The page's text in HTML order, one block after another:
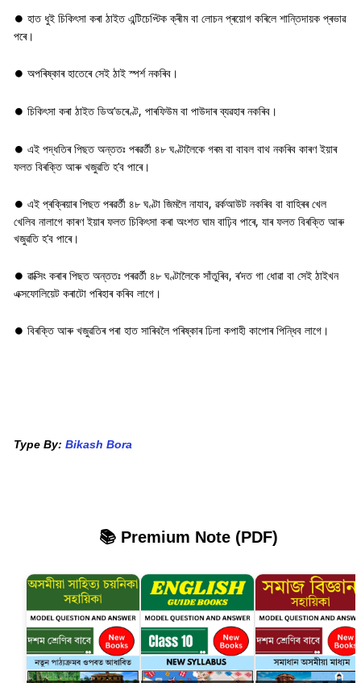
⏺ হাত ধুই চিকিৎসা কৰা ঠাইত এন্টিচেপ্টিক ক্ৰীম বা লোচন প্ৰয়োগ কৰিলে শান্তিদায়ক প্ৰভাৱ
পৰে।
⏺ অপৰিষ্কাৰ হাতেৰে সেই ঠাই স্পৰ্শ নকৰিব।
⏺ চিকিৎসা কৰা ঠাইত ডিঅ’ডৰেণ্ট, পাৰফিউম বা পাউদাৰ ব্যৱহাৰ নকৰিব।
⏺ এই পদ্ধতিৰ পিছত অন্ততঃ পৰৱৰ্তী ৪৮ ঘণ্টালৈকে গৰম বা বাবল বাথ নকৰিব কাৰণ ইয়াৰ
ফলত বিৰক্তি আৰু খজুৱতি হ’ব পাৰে।
⏺ এই প্ৰক্ৰিয়াৰ পিছত পৰৱৰ্তী ৪৮ ঘণ্টা জিমলৈ নাযাব, ৱৰ্কআউট নকৰিব বা বাহিৰৰ খেল
খেলিব নালাগে কাৰণ ইয়াৰ ফলত চিকিৎসা কৰা অংশত ঘাম বাঢ়িব পাৰে, যাৰ ফলত বিৰক্তি আৰু
খজুৱতি হ’ব পাৰে।
⏺ ৱাক্সিং কৰাৰ পিছত অন্ততঃ পৰৱৰ্তী ৪৮ ঘণ্টালৈকে সাঁতুৰিব, ৰ’দত গা ধোৱা বা সেই ঠাইখন
এক্সফোলিয়েট কৰাটো পৰিহাৰ কৰিব লাগে।
⏺ বিৰক্তি আৰু খজুৱতিৰ পৰা হাত সাৰিবলৈ পৰিষ্কাৰ ঢিলা কপাহী কাপোৰ পিন্ধিব লাগে।
Type By: Bikash Bora
📚 Premium Note (PDF)